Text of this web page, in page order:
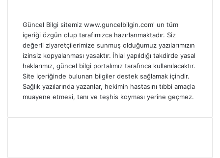
Güncel Bilgi sitemiz www.guncelbilgin.com' un tüm
içeriği özgün olup tarafımızca hazırlanmaktadır. Siz
değerli ziyaretçilerimize sunmuş olduğumuz yazılarımızın
izinsiz kopyalanması yasaktır. İhlal yapıldığı takdirde yasal
haklarımız, güncel bilgi portalımız tarafınca kullanılacaktır.
Site içeriğinde bulunan bilgiler destek sağlamak içindir.
Sağlık yazılarında yazanlar, hekimin hastasını tıbbi amaçla
muayene etmesi, tanı ve teşhis koyması yerine geçmez.